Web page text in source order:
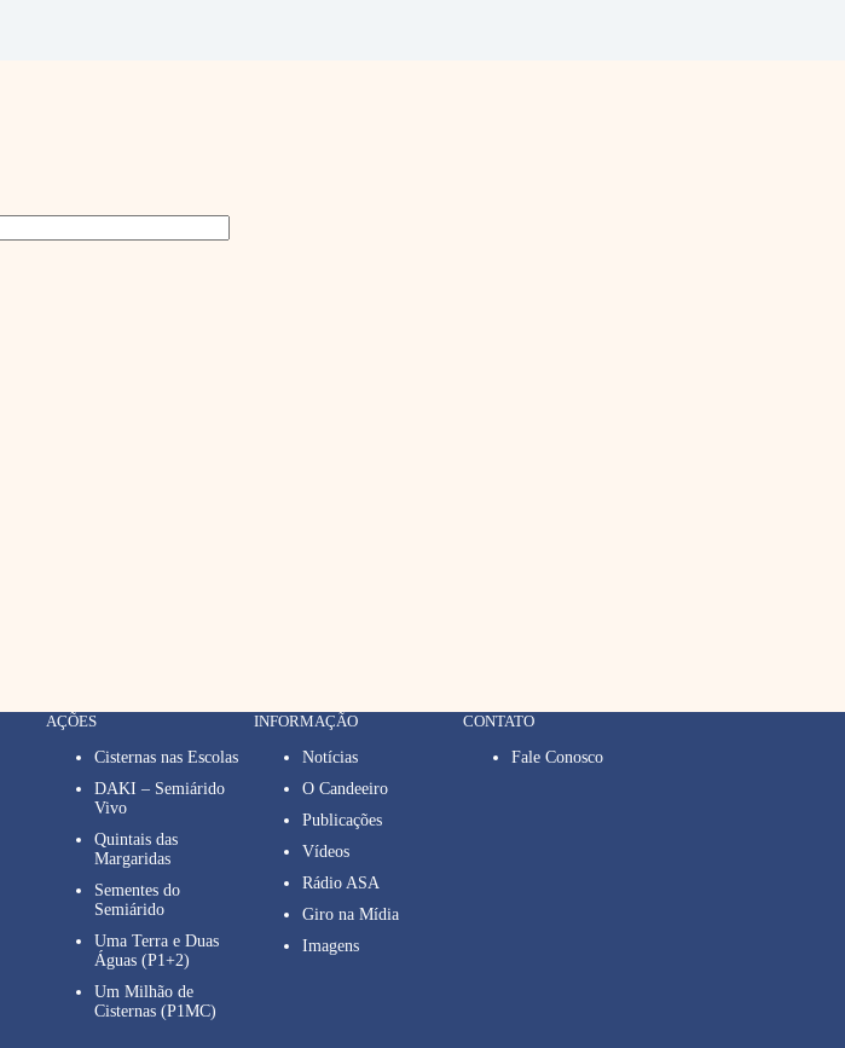
AÇÕES
Cisternas nas Escolas
DAKI – Semiárido
Vivo
Quintais das
Margaridas
Sementes do
Semiárido
Uma Terra e Duas
Águas (P1+2)
Um Milhão de
Cisternas (P1MC)
INFORMAÇÃO
Notícias
O Candeeiro
Publicações
Vídeos
Rádio ASA
Giro na Mídia
Imagens
CONTATO
Fale Conosco